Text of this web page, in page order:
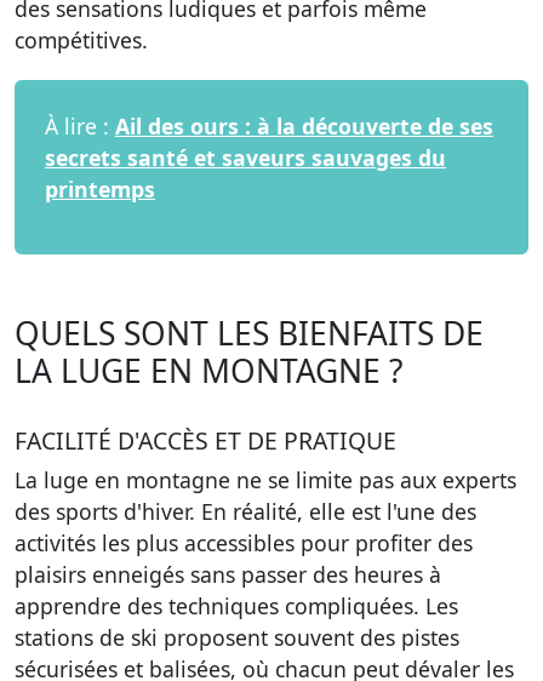
des sensations ludiques et parfois même
compétitives.
À lire : Ail des ours : à la découverte de ses
secrets santé et saveurs sauvages du
printemps
QUELS SONT LES BIENFAITS DE
LA LUGE EN MONTAGNE ?
FACILITÉ D'ACCÈS ET DE PRATIQUE
La luge en montagne ne se limite pas aux experts
des sports d'hiver. En réalité, elle est l'une des
activités les plus accessibles pour profiter des
plaisirs enneigés sans passer des heures à
apprendre des techniques compliquées. Les
stations de ski proposent souvent des pistes
sécurisées et balisées, où chacun peut dévaler les